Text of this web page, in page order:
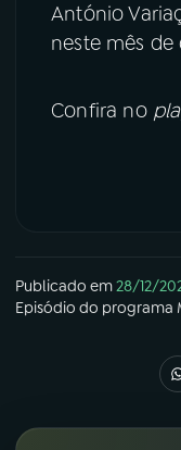
António
neste mês de
Confira no
Publicado em28/12/
Episódio do programa